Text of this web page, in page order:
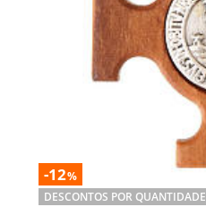
-12%
DESCONTOS POR QUANTIDADE